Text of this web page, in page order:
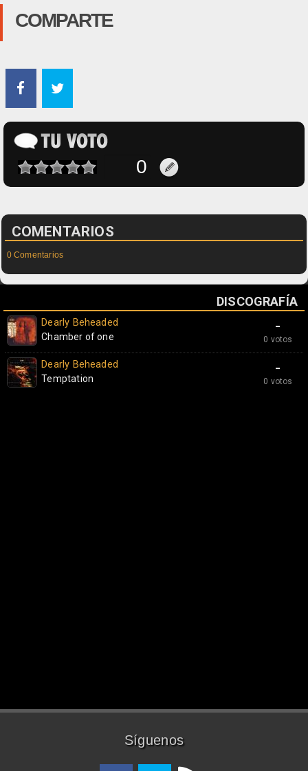
COMPARTE
COMENTARIOS
0 Comentarios
DISCOGRAFÍA
-
0 votos
Dearly Beheaded
Chamber of one
-
0 votos
Dearly Beheaded
Temptation
Síguenos